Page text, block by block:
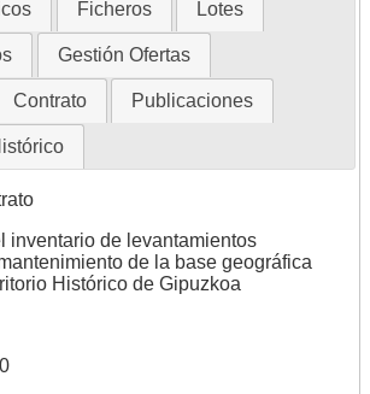
Ficheros Lotes
Gestión Ofertas
Contrato Publicaciones
inventario de levantamientos
de la base geográfica
Histórico de Gipuzkoa